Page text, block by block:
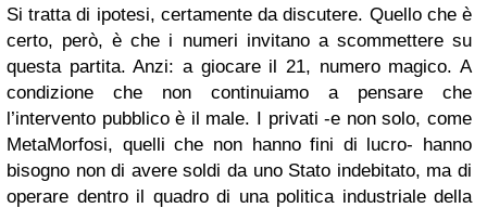
Si tratta di ipotesi, certamente da discutere. Quello che è
certo, però, è che i numeri invitano a scommettere su
questa partita. Anzi: a giocare il 21, numero magico. A
condizione che non continuiamo a pensare che
l’intervento pubblico è il male. I privati -e non solo, come
MetaMorfosi, quelli che non hanno fini di lucro- hanno
bisogno non di avere soldi da uno Stato indebitato, ma di
operare dentro il quadro di una politica industriale della